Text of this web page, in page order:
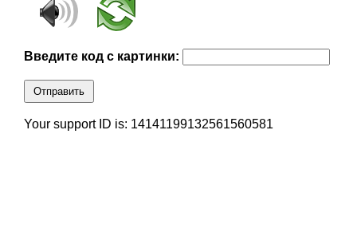
Введите код с картинки:
Отправить
Your support ID is: 14141199132561560581